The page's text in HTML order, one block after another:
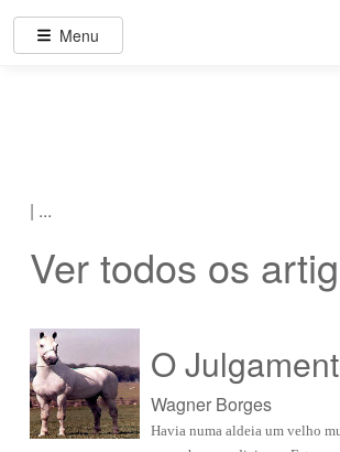
| ...
Ver todos os
O
Wagner Borges
Havia numa aldeia um velho
Menu